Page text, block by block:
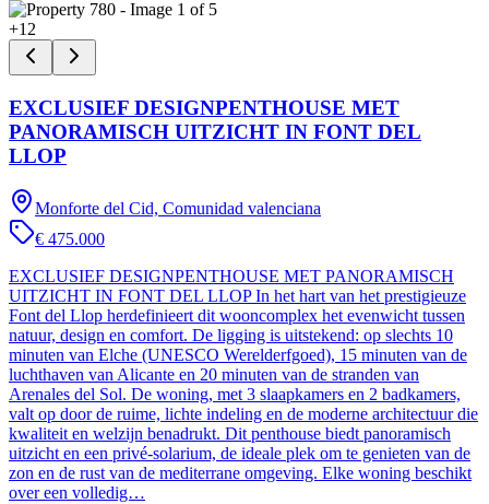
+12
EXCLUSIEF DESIGNPENTHOUSE MET
PANORAMISCH UITZICHT IN FONT DEL
LLOP
Monforte del Cid, Comunidad valenciana
€ 475.000
EXCLUSIEF DESIGNPENTHOUSE MET PANORAMISCH
UITZICHT IN FONT DEL LLOP In het hart van het prestigieuze
Font del Llop herdefinieert dit wooncomplex het evenwicht tussen
natuur, design en comfort. De ligging is uitstekend: op slechts 10
minuten van Elche (UNESCO Werelderfgoed), 15 minuten van de
luchthaven van Alicante en 20 minuten van de stranden van
Arenales del Sol. De woning, met 3 slaapkamers en 2 badkamers,
valt op door de ruime, lichte indeling en de moderne architectuur die
kwaliteit en welzijn benadrukt. Dit penthouse biedt panoramisch
uitzicht en een privé-solarium, de ideale plek om te genieten van de
zon en de rust van de mediterrane omgeving. Elke woning beschikt
over een volledig…